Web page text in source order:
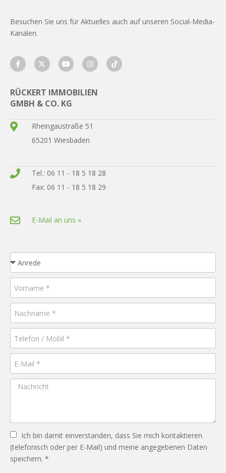
Besuchen Sie uns für Aktuelles auch auf unseren Social-Media-
Kanälen.
RÜCKERT IMMOBILIEN
GMBH & CO. KG
Rheingaustraße 51
65201 Wiesbaden
Tel.: 06 11 - 18 5 18 28
Fax: 06 11 - 18 5 18 29
E-Mail an uns »
Ich bin damit einverstanden, dass Sie mich kontaktieren
(telefonisch oder per E-Mail) und meine angegebenen Daten
speichern. *